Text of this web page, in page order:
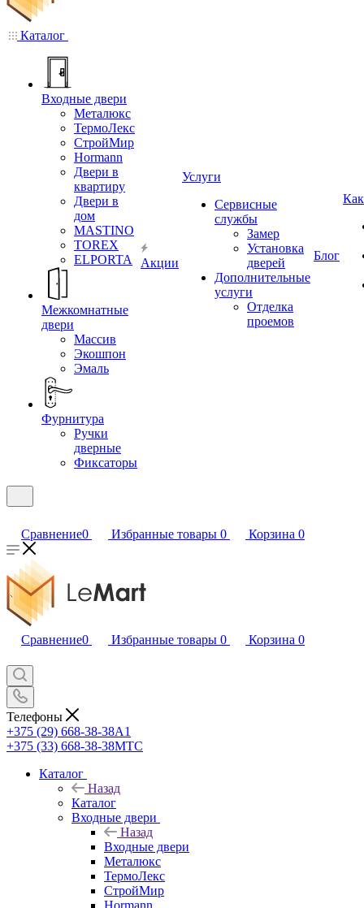
Каталог
Входные двери
Металюкс
ТермоЛекс
СтройМир
Hormann
Двери в
квартиру
Двери в
дом
MASTINO
TOREX
ELPORTA
Межкомнатные
двери
Массив
Экошпон
Эмаль
Фурнитура
Ручки
дверные
Фиксаторы
Акции
Услуги
Сервисные
службы
Замер
Установка
дверей
Дополнительные
услуги
Отделка
проемов
Блог
Сравнение0 Избранные товары 0 Корзина 0
Сравнение0 Избранные товары 0 Корзина 0
Телефоны
+375 (29) 668-38-38A1
+375 (33) 668-38-38МТС
Каталог
Назад
Каталог
Входные двери
Назад
Входные двери
Металюкс
ТермоЛекс
СтройМир
Hormann